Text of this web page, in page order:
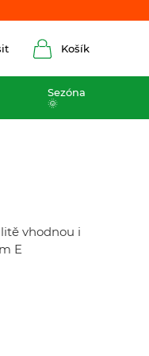
Košík
Sezóna
🌞
vhodnou i
E